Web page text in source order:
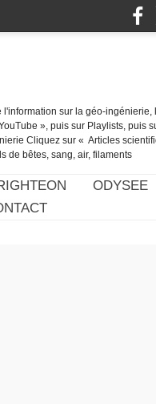
sur la géo-
», puis sur Playlists, puis
Cliquez sur « Articles
de bêtes, sang, air, filaments
ODYSEE